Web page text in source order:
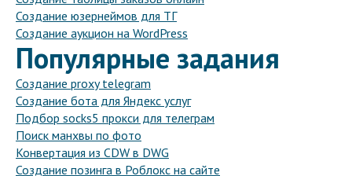
Создание юзернеймов для ТГ
Создание аукцион на WordPress
Популярные задания
Создание proxy telegram
Создание бота для Яндекс услуг
Подбор socks5 прокси для телеграм
Поиск манхвы по фото
Конвертация из CDW в DWG
Создание позинга в Роблокс на сайте